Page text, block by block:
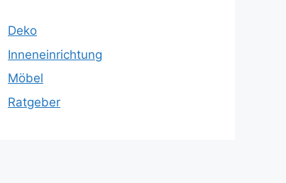
Deko
Inneneinrichtung
Möbel
Ratgeber